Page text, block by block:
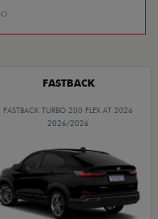
FASTBACK
FASTBACK TURBO 200 FLEX AT 2026
2026/2026